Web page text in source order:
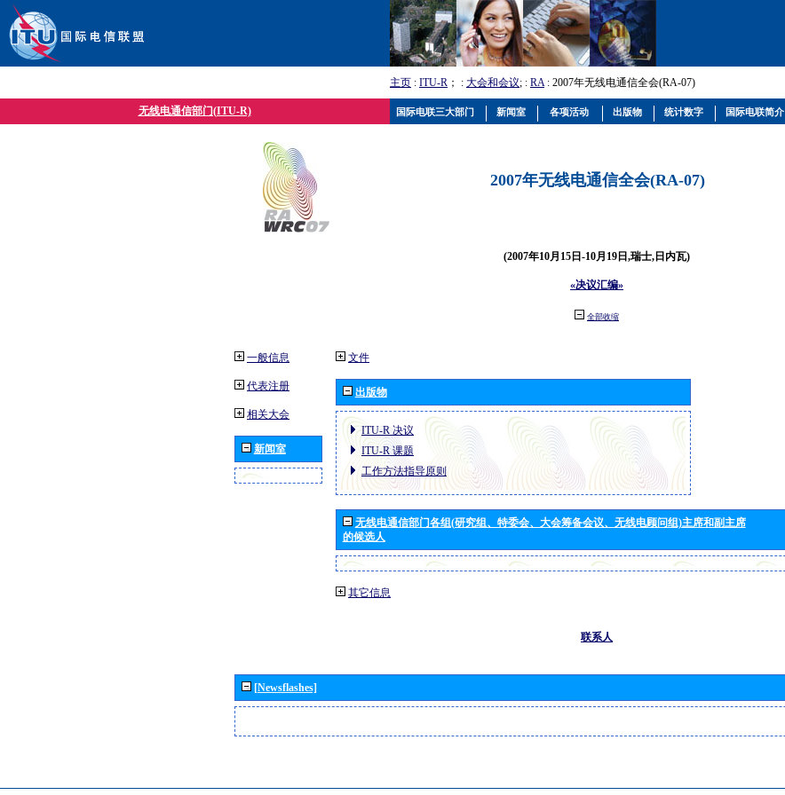
主页 : ITU-R ； : 大会和会议; : RA: 2007年无线电通信全会(RA-07)
无线电通信部门(ITU-R)
2007年无线电通信全会(RA-07)
(2007年10月15日-10月19日,瑞士,日内瓦)
«决议汇编»
全部收缩
一般信息
代表注册
相关大会
新闻室
文件
出版物
ITU-R 决议
ITU-R 课题
工作方法指导原则
无线电通信部门各组(研究组、特委会、大会筹备会议、无线电顾问组)主席和副主席
的候选人
其它信息
联系人
[Newsflashes]
国际电联三大部门 新闻室 各项活动 出版物 统计数字 国际电联简介